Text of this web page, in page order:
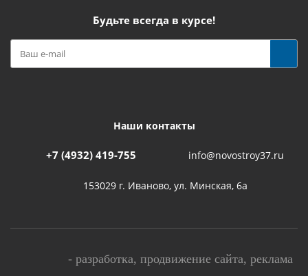
Будьте всегда в курсе!
Наши контакты
+7 (4932) 419-755 info@novostroy37.ru
153029 г. Иваново, ул. Минская, 6а
- разработка, продвижение сайта, реклама